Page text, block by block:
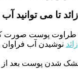
تا می توانید
طراوت پوست صورت
نوشیدن آب
خشک شدن پوست بعد از